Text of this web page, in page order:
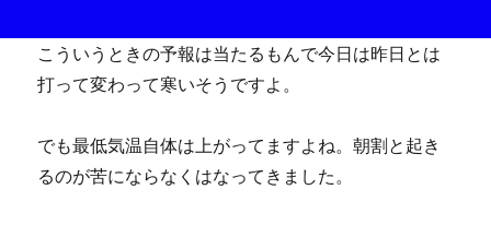
こういうときの予報は当たるもんで今日は昨日とは
打って変わって寒いそうですよ。
でも最低気温自体は上がってますよね。朝割と起き
るのが苦にならなくはなってきました。